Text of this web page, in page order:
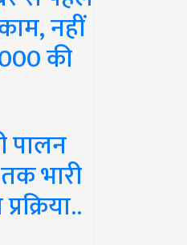
नहीं
की
पालन
भारी